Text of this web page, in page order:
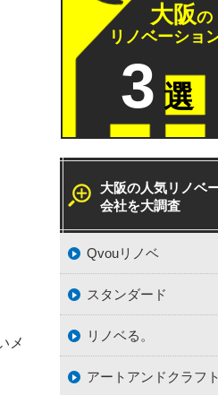
メ
大阪の
リノベーショ
3 選
大阪の人気リノベ
会社を大調査
Qvouリノベ
スタンダード
リノベる。
アートアンドクラフト